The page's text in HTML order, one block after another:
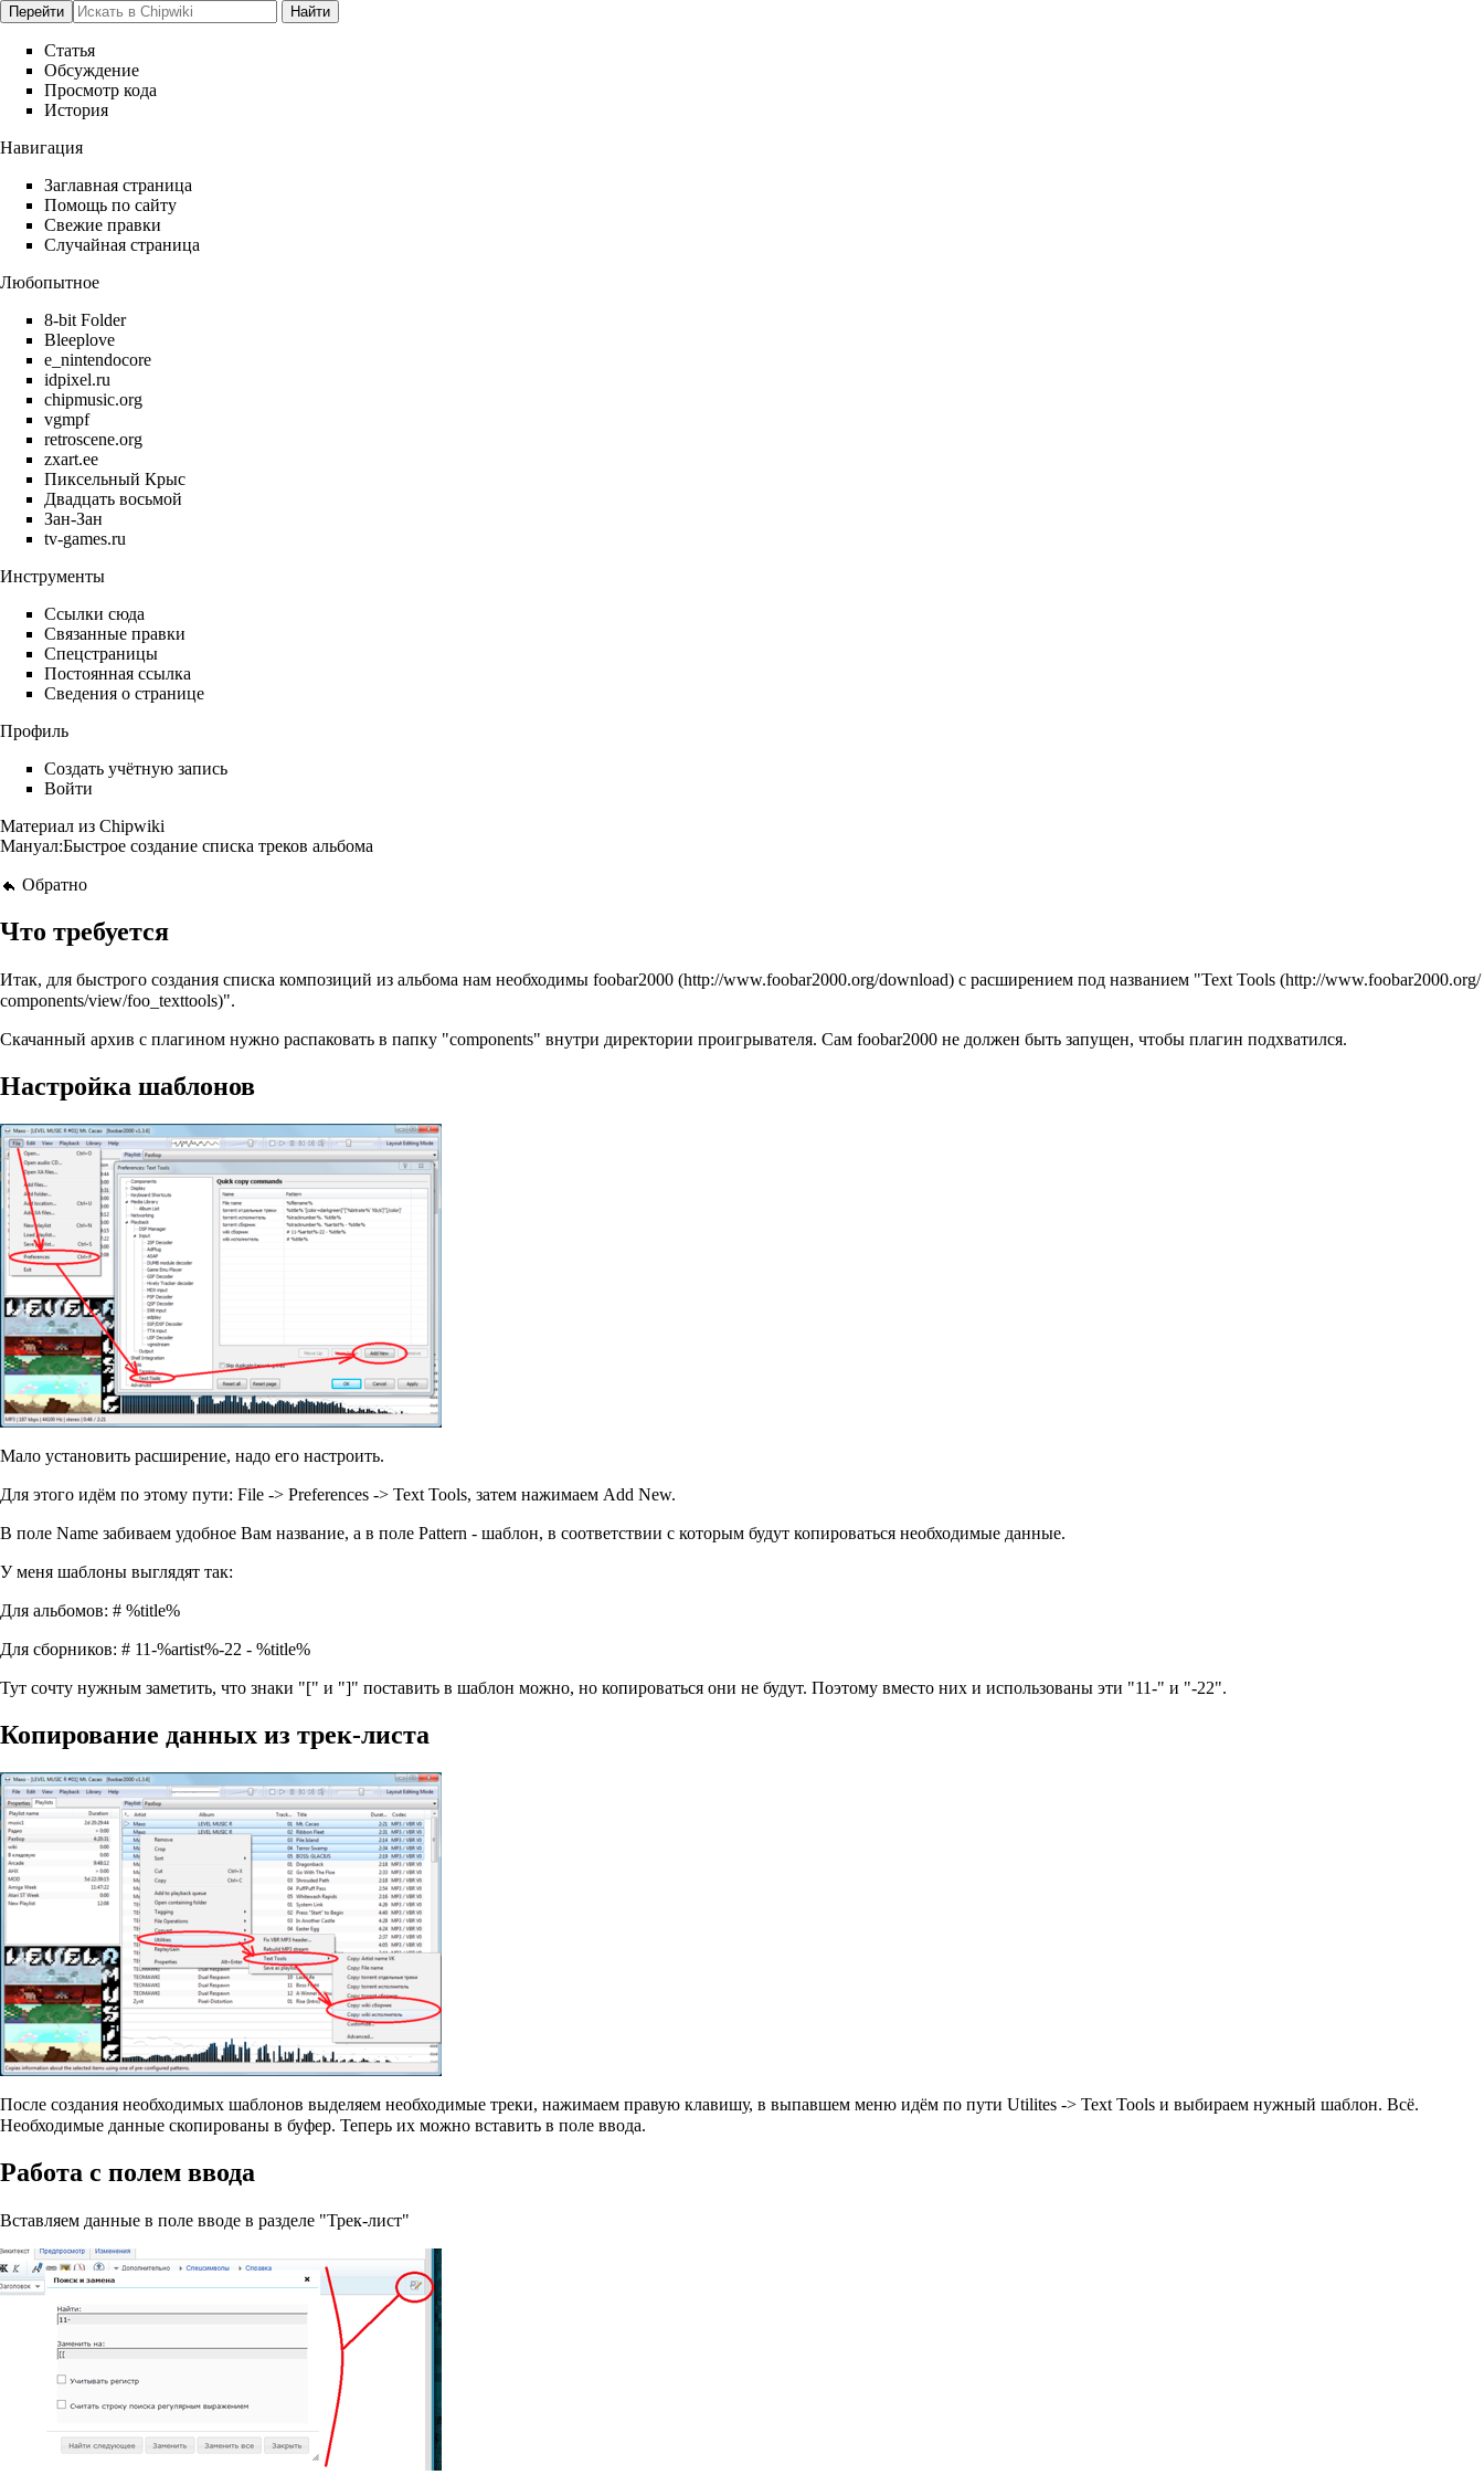
Статья
Обсуждение
Просмотр кода
История
Навигация
Заглавная страница
Помощь по сайту
Свежие правки
Случайная страница
Любопытное
8-bit Folder
Bleeplove
e_nintendocore
idpixel.ru
chipmusic.org
vgmpf
retroscene.org
zxart.ee
Пиксельный Крыс
Двадцать восьмой
Зан-Зан
tv-games.ru
Инструменты
Ссылки сюда
Связанные правки
Спецстраницы
Постоянная ссылка
Сведения о странице
Профиль
Создать учётную запись
Войти
Материал из Chipwiki
Мануал:Быстрое создание списка треков альбома
Обратно
Что требуется
Итак, для быстрого создания списка композиций из альбома нам необходимы foobar2000 с расширением под названием "Text Tools
".
Скачанный архив с плагином нужно распаковать в папку "components" внутри директории проигрывателя. Сам foobar2000 не должен быть запущен, чтобы плагин подхватился.
Настройка шаблонов
Мало установить расширение, надо его настроить.
Для этого идём по этому пути: File -> Preferences -> Text Tools, затем нажимаем Add New.
В поле Name забиваем удобное Вам название, а в поле Pattern - шаблон, в соответствии с которым будут копироваться необходимые данные.
У меня шаблоны выглядят так:
Для альбомов: # %title%
Для сборников: # 11-%artist%-22 - %title%
Тут сочту нужным заметить, что знаки "[" и "]" поставить в шаблон можно, но копироваться они не будут. Поэтому вместо них и использованы эти "11-" и "-22".
Копирование данных из трек-листа
После создания необходимых шаблонов выделяем необходимые треки, нажимаем правую клавишу, в выпавшем меню идём по пути Utilites -> Text Tools и выбираем нужный шаблон. Всё.
Необходимые данные скопированы в буфер. Теперь их можно вставить в поле ввода.
Работа с полем ввода
Вставляем данные в поле вводе в разделе "Трек-лист"